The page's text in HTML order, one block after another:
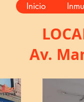
Inicio
Av.